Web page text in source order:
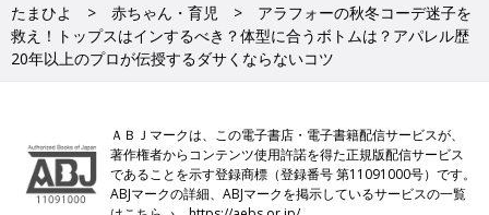
たまひよ 赤ちゃん・育児
アラフォーの秋冬コーデ迷子を
救え！トップスはインするべき？体型に合うボトムは？アパレル歴
20年以上のプロが伝授するダサくならないコツ
ＡＢＪマークは、この電子書店・電子書籍配信サービスが、
著作権者からコンテンツ使用許諾を得た正規版配信サービス
であることを示す登録商標（登録番号 第11091000号）です。
ABJマークの詳細、ABJマークを掲示しているサービスの一覧